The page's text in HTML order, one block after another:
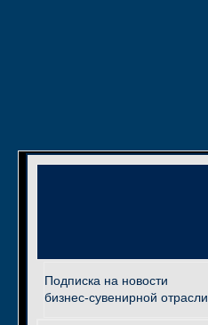
Подписка на новости
бизнес-сувенирной отрасли